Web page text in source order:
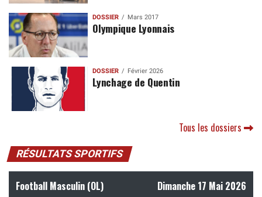
DOSSIER Mars 2017
Olympique Lyonnais
DOSSIER Février 2026
Lynchage de Quentin
Tous les dossiers
RÉSULTATS SPORTIFS
Football Masculin (OL) Dimanche 17 Mai 2026